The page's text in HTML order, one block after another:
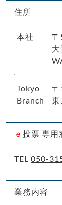
住所
本社
Tokyo
Branch
東
ｅ投票 専用
TEL050-
業務内容